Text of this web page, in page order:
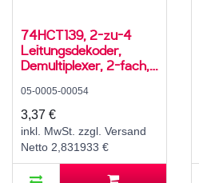
74HCT139, 2-zu-4
Leitungsdekoder,
Demultiplexer, 2-fach,
Speed CMOS, -40..125
°C
05-0005-00054
3,37 €
inkl. MwSt. zzgl. Versand
Netto 2,831933 €